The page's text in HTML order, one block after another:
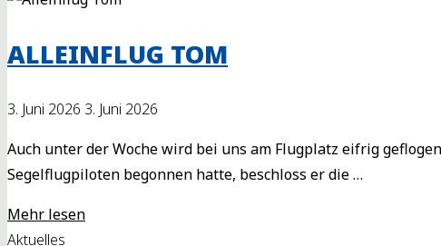
ALLEINFLUG TOM
3. Juni 2026 3. Juni 2026
Auch unter der Woche wird bei uns am Flugplatz eifrig
Segelflugpiloten begonnen hatte, beschloss er die …
Mehr lesen"Alleinflug
Aktuelles